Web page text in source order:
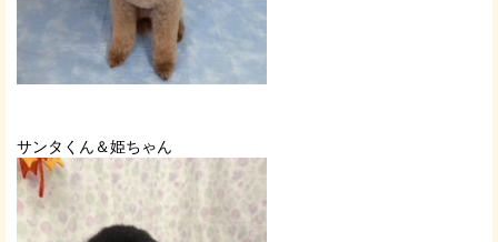
サンタくん＆姫ちゃん